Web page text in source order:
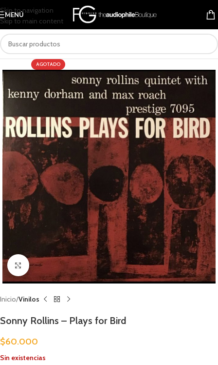
Skip to navigation
Skip to main content
MENÚ
AGOTADO
Clic para ampliar
Inicio Vinilos
Sonny Rollins – Plays for Bird
$60.000
Sin existencias